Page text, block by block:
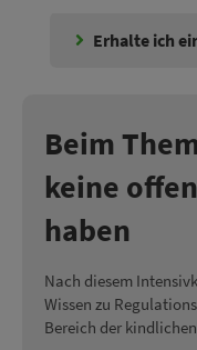
Erhalte ich
Beim
keine
haben
Nach diesem
Wissen zu
Bereich der